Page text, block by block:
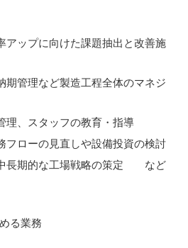
アップに向けた課題抽出と改善施
期管理など製造工程全体のマネジ
理、スタッフの教育・指導
フローの見直しや設備投資の検討
長期的な工場戦略の策定 など
る業務